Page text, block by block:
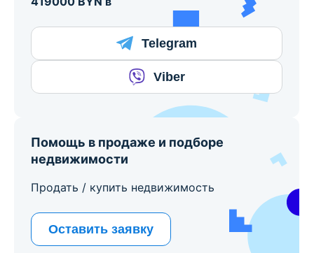
Telegram
Viber
Помощь в продаже и подборе
недвижимости
Продать / купить недвижимость
Оставить заявку